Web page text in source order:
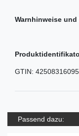
Warnhinweise
GTIN:
Passend dazu: